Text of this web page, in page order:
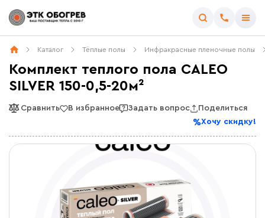
Каталог Тёплые полы Инфракрасные пленочные полы
Комплект теплого пола CALEO
SILVER 150-0,5-20м²
Сравнить В избранное Задать вопрос
Поделиться
Хочу скидку!